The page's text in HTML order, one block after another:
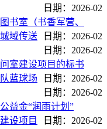
日期：2026-02
书室（书香军营、
日期：2026-02
域传送
日期：2026-02
室建设项目的标书
日期：2026-02
蓝球场
日期：2026-02
益金“润雨计划”
日期：2026-02
设项目